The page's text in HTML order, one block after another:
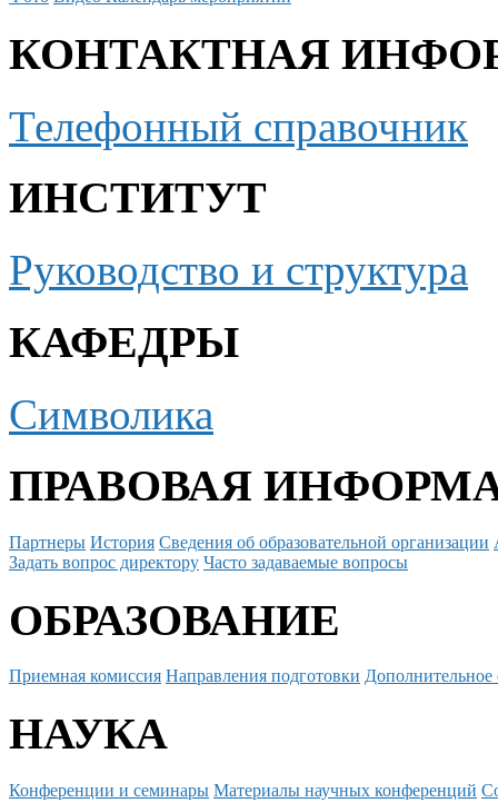
КОНТАКТНАЯ
Телефонный справочник
ИНСТИТУТ
Руководство и структура
КАФЕДРЫ
Символика
ПРАВОВАЯ
Партнеры История Сведения об образовательной организации
Задать вопрос директору Часто задаваемые вопросы
ОБРАЗОВАНИЕ
Приемная комиссия Направления подготовки Дополнительное
НАУКА
Конференции и семинары Материалы научных конференций